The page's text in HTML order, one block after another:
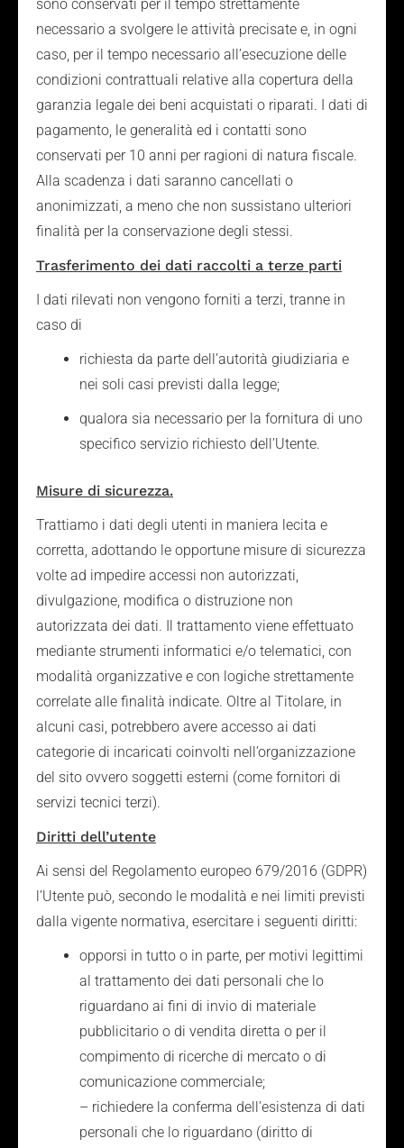
sono conservati per il tempo strettamente
necessario a svolgere le attività precisate e, in ogni
caso, per il tempo necessario all’esecuzione delle
condizioni contrattuali relative alla copertura della
garanzia legale dei beni acquistati o riparati. I dati di
pagamento, le generalità ed i contatti sono
conservati per 10 anni per ragioni di natura fiscale.
Alla scadenza i dati saranno cancellati o
anonimizzati, a meno che non sussistano ulteriori
finalità per la conservazione degli stessi.
Trasferimento dei dati raccolti a terze parti
I dati rilevati non vengono forniti a terzi, tranne in
caso di
richiesta da parte dell’autorità giudiziaria e
nei soli casi previsti dalla legge;
qualora sia necessario per la fornitura di uno
specifico servizio richiesto dell’Utente.
Misure di sicurezza.
Trattiamo i dati degli utenti in maniera lecita e
corretta, adottando le opportune misure di sicurezza
volte ad impedire accessi non autorizzati,
divulgazione, modifica o distruzione non
autorizzata dei dati. Il trattamento viene effettuato
mediante strumenti informatici e/o telematici, con
modalità organizzative e con logiche strettamente
correlate alle finalità indicate. Oltre al Titolare, in
alcuni casi, potrebbero avere accesso ai dati
categorie di incaricati coinvolti nell’organizzazione
del sito ovvero soggetti esterni (come fornitori di
servizi tecnici terzi).
Diritti dell’utente
Ai sensi del Regolamento europeo 679/2016 (GDPR)
l’Utente può, secondo le modalità e nei limiti previsti
dalla vigente normativa, esercitare i seguenti diritti:
opporsi in tutto o in parte, per motivi legittimi
al trattamento dei dati personali che lo
riguardano ai fini di invio di materiale
pubblicitario o di vendita diretta o per il
compimento di ricerche di mercato o di
comunicazione commerciale;
– richiedere la conferma dell’esistenza di dati
personali che lo riguardano (diritto di